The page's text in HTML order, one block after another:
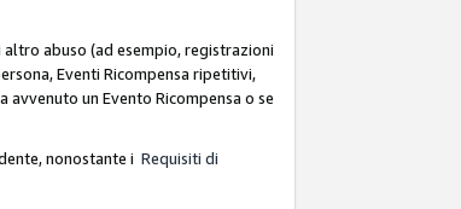
abuso (ad esempio, registrazioni
Eventi Ricompensa ripetitivi,
avvenuto un Evento Ricompensa o se
nonostante i Requisiti di